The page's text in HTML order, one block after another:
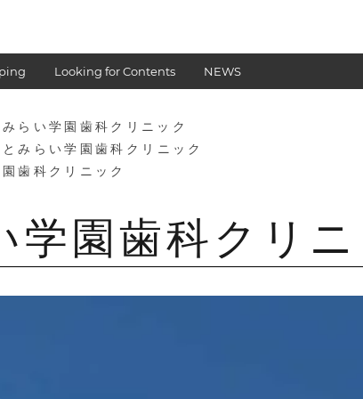
Looking for Contents NEWS
らい学園歯科クリニック
みらい学園歯科クリニック
歯科クリニック
学園歯科クリ